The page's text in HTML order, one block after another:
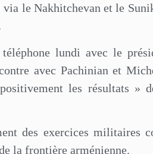
le Nakhitchevan et le
lundi avec le
avec Pachinian et
les résultats »
des exercices militaires
la frontière arménienne.